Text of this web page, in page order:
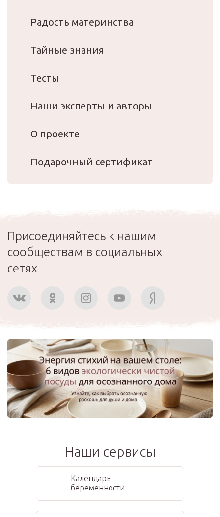
Радость материнства
Тайные знания
Тесты
Наши эксперты и авторы
О проекте
Подарочный сертификат
Присоединяйтесь к нашим
сообществам в социальных
сетях
Наши сервисы
Календарь
беременности